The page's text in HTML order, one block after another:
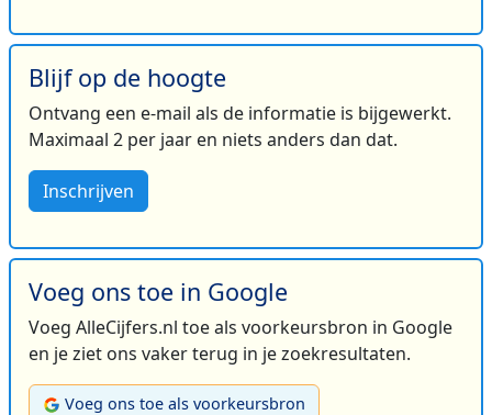
Blijf op de hoogte
Ontvang een e-mail als de informatie is bijgewerkt.
Maximaal 2 per jaar en niets anders dan dat.
Inschrijven
Voeg ons toe in Google
Voeg AlleCijfers.nl toe als voorkeursbron in Google
en je ziet ons vaker terug in je zoekresultaten.
Voeg ons toe als voorkeursbron